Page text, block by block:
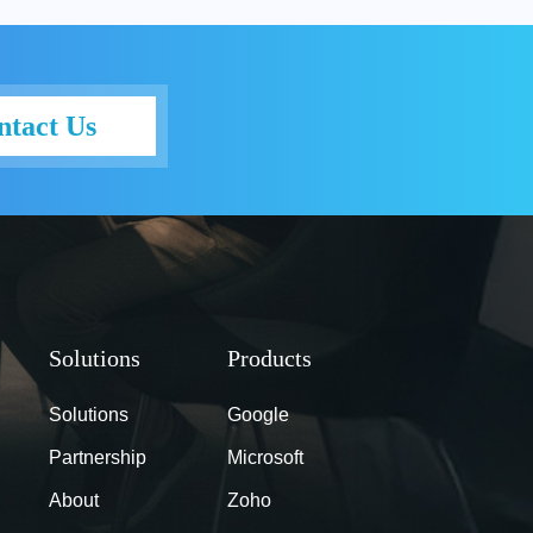
Us
Solutions
Partnership
About
Google
Microsoft
Zoho